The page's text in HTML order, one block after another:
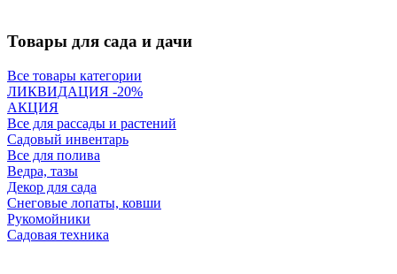
Товары для сада и дачи
Все товары категории
ЛИКВИДАЦИЯ -20%
АКЦИЯ
Все для рассады и растений
Садовый инвентарь
Все для полива
Ведра, тазы
Декор для сада
Снеговые лопаты, ковши
Рукомойники
Садовая техника